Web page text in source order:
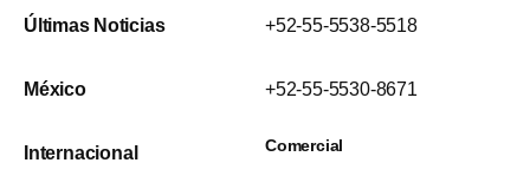
Últimas Noticias
México
Internacional
+52-55-5538-5518
+52-55-5530-8671
Comercial